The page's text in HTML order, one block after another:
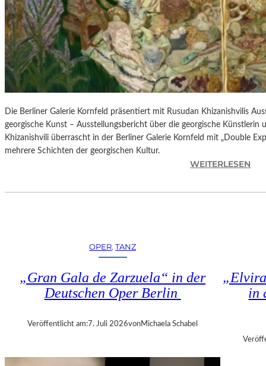
H
E
S
T
E
R
P
I
E
T
R
N
D
T
Die Berliner Galerie Kornfeld präsentiert mit Rusudan Khizanishvilis
georgische Kunst – Ausstellungsbericht über die georgische Künstlerin
Khizanishvili überrascht in der Berliner Galerie Kornfeld mit „Double
mehrere Schichten der georgischen Kultur.
WEITERLESEN
U
H
I
N
OPER, TANZ
„Gran Gala de Zarzuela“ in der
Deutschen Oper Berlin
Veröffentlicht am:7. Juli 2026vonMichaela Schabel
in